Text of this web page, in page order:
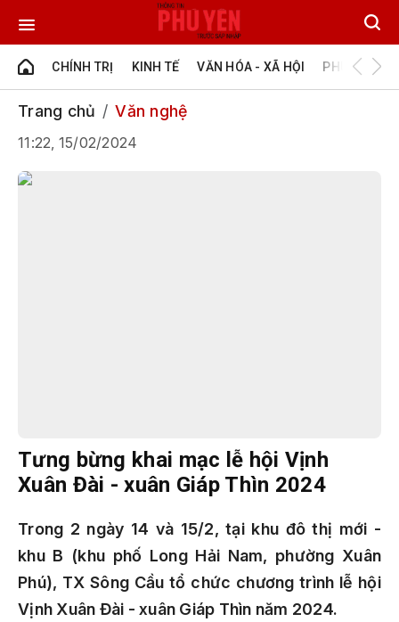
CHÍNH TRỊ KINH TẾ VĂN HÓA - XÃ HỘI PHÚ YÊN -
Trang chủ Văn nghệ
11:22, 15/02/2024
Tưng bừng khai mạc lễ hội Vịnh
Xuân Đài - xuân Giáp Thìn 2024
Trong 2 ngày 14 và 15/2, tại khu đô thị mới -
khu B (khu phố Long Hải Nam, phường Xuân
Phú), TX Sông Cầu tổ chức chương trình lễ hội
Vịnh Xuân Đài - xuân Giáp Thìn năm 2024.